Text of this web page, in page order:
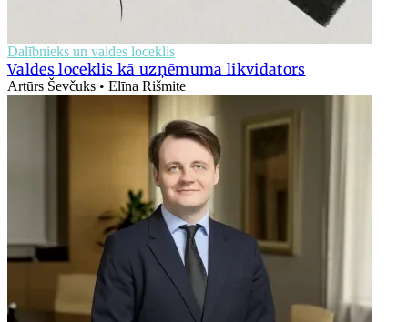
Dalībnieks un valdes loceklis
Valdes loceklis kā uzņēmuma likvidators
Artūrs Ševčuks • Elīna Rišmite